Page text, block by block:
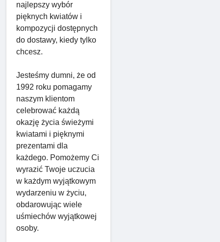
najlepszy wybór
pięknych kwiatów i
kompozycji dostępnych
do dostawy, kiedy tylko
chcesz.
Jesteśmy dumni, że od
1992 roku pomagamy
naszym klientom
celebrować każdą
okazję życia świeżymi
kwiatami i pięknymi
prezentami dla
każdego. Pomożemy Ci
wyrazić Twoje uczucia
w każdym wyjątkowym
wydarzeniu w życiu,
obdarowując wiele
uśmiechów wyjątkowej
osoby.